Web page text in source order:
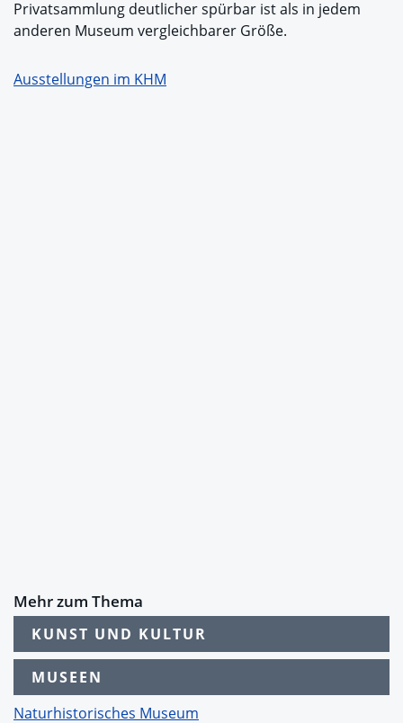
Privatsammlung deutlicher spürbar ist als in jedem
anderen Museum vergleichbarer Größe.
Ausstellungen im KHM
Mehr zum Thema
KUNST UND KULTUR
MUSEEN
Naturhistorisches Museum